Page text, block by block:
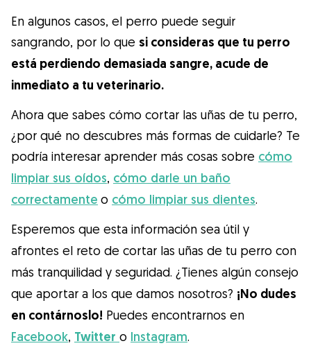
En algunos casos, el perro puede seguir
sangrando, por lo que si consideras que tu perro
está perdiendo demasiada sangre, acude de
inmediato a tu veterinario.
Ahora que sabes cómo cortar las uñas de tu perro,
¿por qué no descubres más formas de cuidarle? Te
podría interesar aprender más cosas sobre cómo
limpiar sus oídos, cómo darle un baño
correctamente o cómo limpiar sus dientes.
Esperemos que esta información sea útil y
afrontes el reto de cortar las uñas de tu perro con
más tranquilidad y seguridad. ¿Tienes algún consejo
que aportar a los que damos nosotros? ¡No dudes
en contárnoslo! Puedes encontrarnos en
Facebook, Twitter o Instagram.